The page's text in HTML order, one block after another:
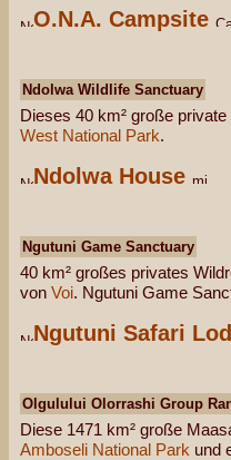
O.N.A. Campsite
Ndolwa Wildlife Sanctuary
Dieses 40 km² große
West National Park.
Ndolwa House
Ngutuni Game Sanctuary
40 km² großes privates
von Voi. Ngutuni Game
Ngutuni Safari
Olgulului Olorrashi Group
Diese 1471 km² große
Amboseli National Park und